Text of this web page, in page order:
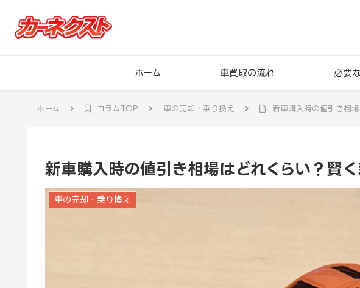
ホーム 車買取の流れ 必要
ホーム コラムTOP 車の売却・乗り換え 新車購入時の値引き相
新車購入時の値引き相場はどれくらい？賢
車の売却・乗り換え